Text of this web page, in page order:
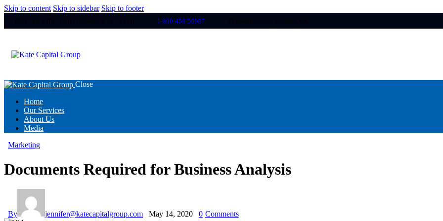
Skip to content Skip to sidebar Skip to footer
1-800-458-56987
Close
Home
Our Services
About Us
Media
Marketing
Documents Required for Business Analysis
By jennifer@katecapitalgroup.com May 14, 2020 0 Comments